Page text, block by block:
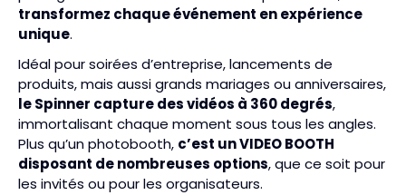
transformez chaque événement en expérience
unique.
Idéal pour soirées d’entreprise, lancements de
produits, mais aussi grands mariages ou anniversaires,
le Spinner capture des vidéos à 360 degrés,
immortalisant chaque moment sous tous les angles.
Plus qu’un photobooth, c’est un VIDEO BOOTH
disposant de nombreuses options, que ce soit pour
les invités ou pour les organisateurs.